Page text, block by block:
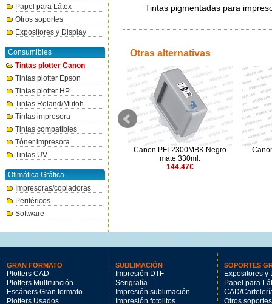
Papel para Látex
Otros soportes
Expositores y Display
Consumibles
Tintas plotter Canon
Tintas plotter Epson
Tintas plotter HP
Tintas Roland/Mutoh
Tintas impresora
Tintas compatibles
Tóner impresora
Tintas UV
Ofimática Gráfica
Impresoras/copiadoras
Periféricos
Software
Tintas pigmentadas para
Otras alternativas
Canon PFI-3100CO Chroma
Optimizer 160ml.
Canon PFI-2300MBK Negro
mate 330ml.
144.47€
GRAN FORMATO
Plotters CAD
Plotters Multifunción
Escáners Gran formato
Plotters Usados
SUBLIMACIÓN
Impresión DTF
Serigrafía
Impresión sublimación
Impresión fotolitos
SOPORTES
Expositores y
Papel para
CAD/
Otros soportes